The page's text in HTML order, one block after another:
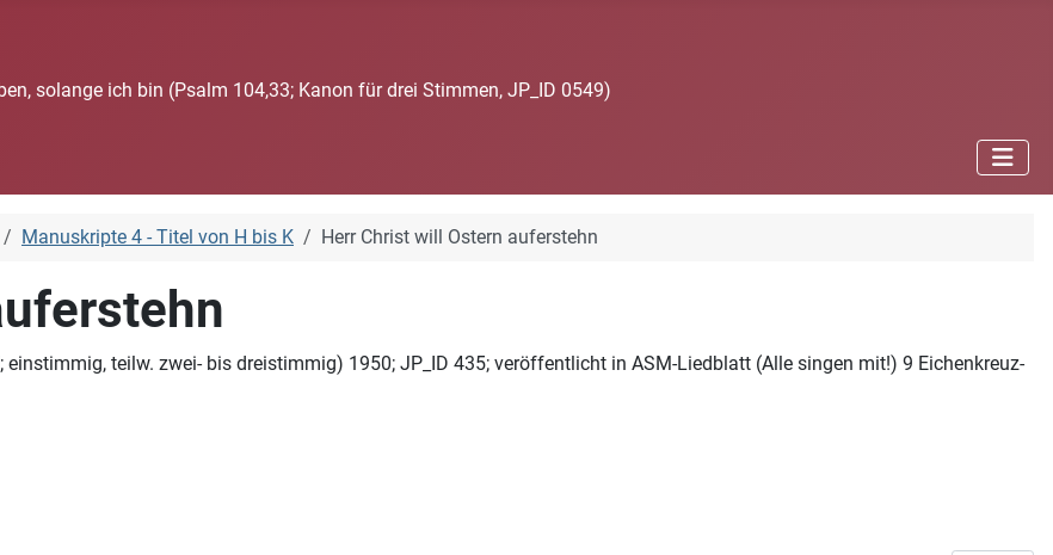
solange ich bin (Psalm 104,33; Kanon für drei Stimmen, JP_ID 0549)
Manuskripte 4 - Titel von H bis K Herr Christ will Ostern auferstehn
teilw. zwei- bis dreistimmig) 1950; JP_ID 435; veröffentlicht in ASM-Liedblatt (Alle singen mit!) 9 Eichenkreuz-